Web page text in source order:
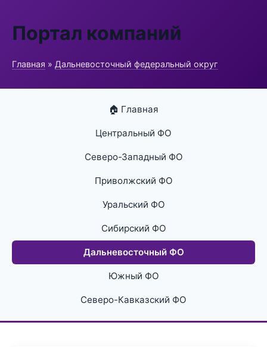
Портал компаний
Главная » Дальневосточный федеральный округ
🏠 Главная
Центральный ФО
Северо-Западный ФО
Приволжский ФО
Уральский ФО
Сибирский ФО
Дальневосточный ФО
Южный ФО
Северо-Кавказский ФО